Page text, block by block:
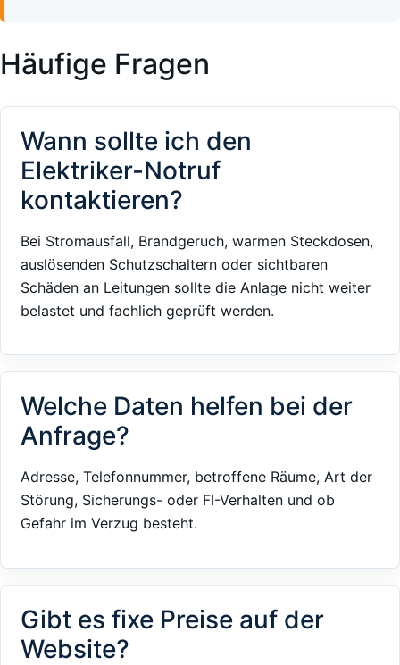
Häufige Fragen
Wann sollte ich den
Elektriker-Notruf
kontaktieren?
Bei Stromausfall, Brandgeruch, warmen Steckdosen,
auslösenden Schutzschaltern oder sichtbaren
Schäden an Leitungen sollte die Anlage nicht weiter
belastet und fachlich geprüft werden.
Welche Daten helfen bei der
Anfrage?
Adresse, Telefonnummer, betroffene Räume, Art der
Störung, Sicherungs- oder FI-Verhalten und ob
Gefahr im Verzug besteht.
Gibt es fixe Preise auf der
Website?